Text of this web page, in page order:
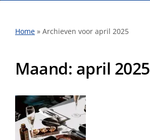
Home » Archieven voor april 2025
Maand: april 2025